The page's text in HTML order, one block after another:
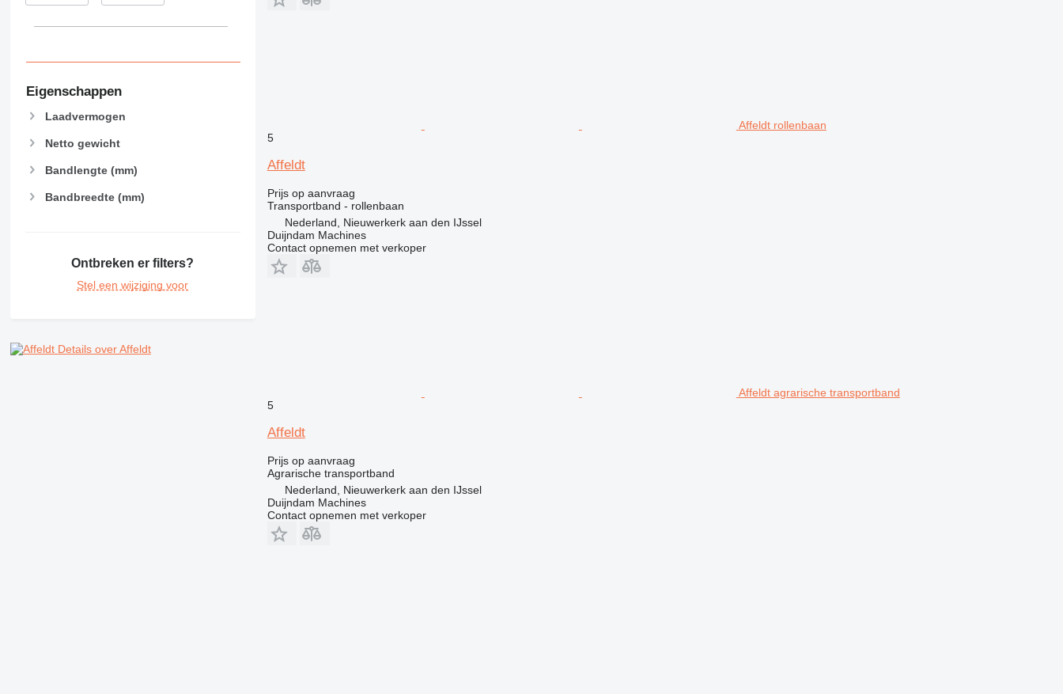
Eigenschappen
Laadvermogen
Netto gewicht
Bandlengte (mm)
Bandbreedte (mm)
Ontbreken er filters?
Stel een wijziging voor
Details over Affeldt
Affeldt rollenbaan
5
Affeldt
Prijs op aanvraag
Transportband - rollenbaan
Nederland, Nieuwerkerk aan den IJssel
Duijndam Machines
Contact opnemen met verkoper
Affeldt agrarische transportband
5
Affeldt
Prijs op aanvraag
Agrarische transportband
Nederland, Nieuwerkerk aan den IJssel
Duijndam Machines
Contact opnemen met verkoper